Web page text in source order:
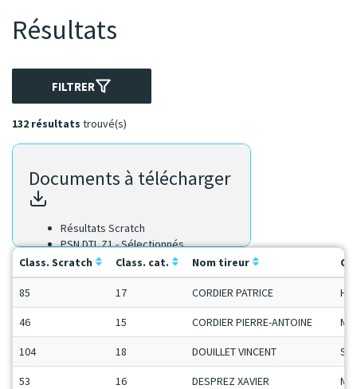
Résultats
FILTRER
132 résultats trouvé(s)
Documents à télécharger
Résultats Scratch
PSN DTL Z1 - Sélectionnés
Class. Scratch
Class. cat. Nom tireur
85 17 CORDIER PATRICE H-C
46 15 CORDIER PIERRE-ANTOINE
104 18 DOUILLET VINCENT
53 16 DESPREZ XAVIER